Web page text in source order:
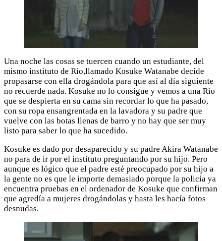
Una noche las cosas se tuercen cuando un estudiante, del
mismo instituto de Rio,llamado Kosuke Watanabe decide
propasarse con ella drogándola para que así al día siguiente
no recuerde nada. Kosuke no lo consigue y vemos a una Rio
que se despierta en su cama sin recordar lo que ha pasado,
con su ropa ensangrentada en la lavadora y su padre que
vuelve con las botas llenas de barro y no hay que ser muy
listo para saber lo que ha sucedido.
Kosuke es dado por desaparecido y su padre Akira Watanabe
no para de ir por el instituto preguntando por su hijo. Pero
aunque es lógico que el padre esté preocupado por su hijo a
la gente no es que le importe demasiado porque la policía ya
encuentra pruebas en el ordenador de Kosuke que confirman
que agredía a mujeres drogándolas y hasta les hacía fotos
desnudas.